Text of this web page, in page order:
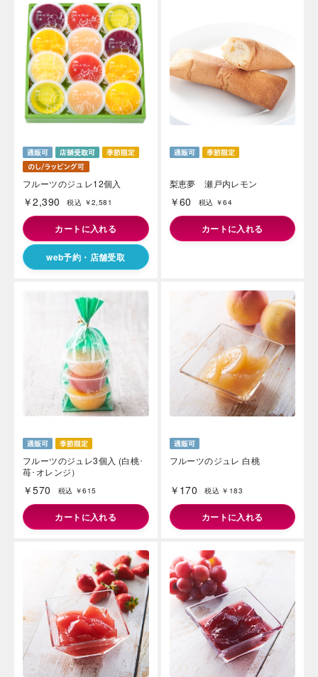
フルーツのジュレ12個入
￥2,390 税込 ￥2,581
カートに入れる
web予約・店舗受取
梨恵夢 瀬戸内レモン
￥60 税込 ￥64
カートに入れる
フルーツのジュレ3個入 (白桃･
苺･オレンジ）
￥570 税込 ￥615
カートに入れる
フルーツのジュレ 白桃
￥170 税込 ￥183
カートに入れる
さい。